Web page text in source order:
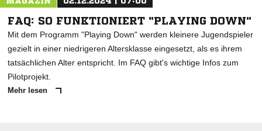
FAQ: SO FUNKTIONIERT "PLAYING DOWN"
Mit dem Programm "Playing Down" werden kleinere Jugendspieler
gezielt in einer niedrigeren Altersklasse eingesetzt, als es ihrem
tatsächlichen Alter entspricht. Im FAQ gibt's wichtige Infos zum
Pilotprojekt.
Mehr lesen